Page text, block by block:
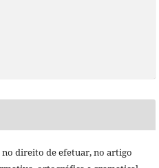
no direito de efetuar, no artigo